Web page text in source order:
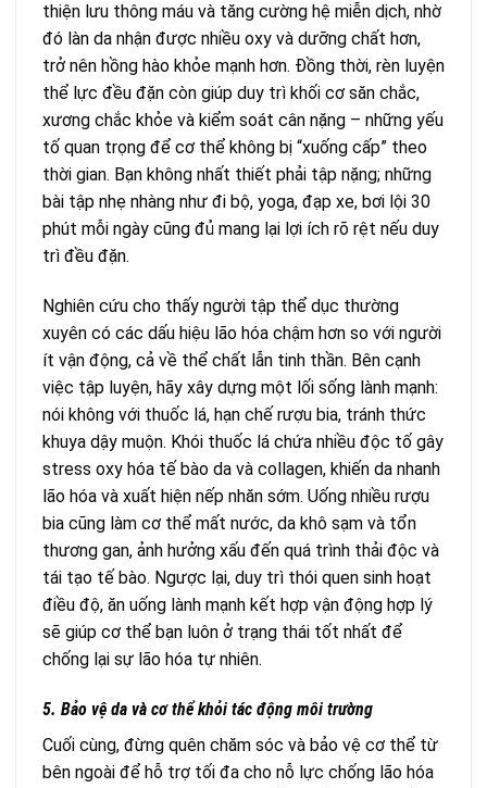
thiện lưu thông máu và tăng cường hệ miễn dịch, nhờ
đó làn da nhận được nhiều oxy và dưỡng chất hơn,
trở nên hồng hào khỏe mạnh hơn. Đồng thời, rèn luyện
thể lực đều đặn còn giúp duy trì khối cơ săn chắc,
xương chắc khỏe và kiểm soát cân nặng – những yếu
tố quan trọng để cơ thể không bị “xuống cấp” theo
thời gian. Bạn không nhất thiết phải tập nặng; những
bài tập nhẹ nhàng như đi bộ, yoga, đạp xe, bơi lội 30
phút mỗi ngày cũng đủ mang lại lợi ích rõ rệt nếu duy
trì đều đặn.
Nghiên cứu cho thấy người tập thể dục thường
xuyên có các dấu hiệu lão hóa chậm hơn so với người
ít vận động, cả về thể chất lẫn tinh thần. Bên cạnh
việc tập luyện, hãy xây dựng một lối sống lành mạnh:
nói không với thuốc lá, hạn chế rượu bia, tránh thức
khuya dậy muộn. Khói thuốc lá chứa nhiều độc tố gây
stress oxy hóa tế bào da và collagen, khiến da nhanh
lão hóa và xuất hiện nếp nhăn sớm. Uống nhiều rượu
bia cũng làm cơ thể mất nước, da khô sạm và tổn
thương gan, ảnh hưởng xấu đến quá trình thải độc và
tái tạo tế bào. Ngược lại, duy trì thói quen sinh hoạt
điều độ, ăn uống lành mạnh kết hợp vận động hợp lý
sẽ giúp cơ thể bạn luôn ở trạng thái tốt nhất để
chống lại sự lão hóa tự nhiên.
5. Bảo vệ da và cơ thể khỏi tác động môi trường
Cuối cùng, đừng quên chăm sóc và bảo vệ cơ thể từ
bên ngoài để hỗ trợ tối đa cho nỗ lực chống lão hóa